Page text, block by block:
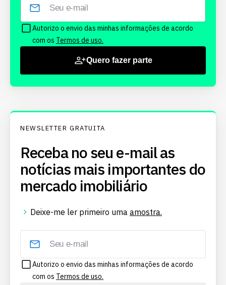
Autorizo o envio das minhas informações de acordo
com os Termos de uso.
Quero fazer parte
NEWSLETTER GRATUITA
Receba no seu e-mail as
notícias mais importantes do
mercado imobiliário
Deixe-me ler primeiro uma amostra.
Autorizo o envio das minhas informações de acordo
com os Termos de uso.